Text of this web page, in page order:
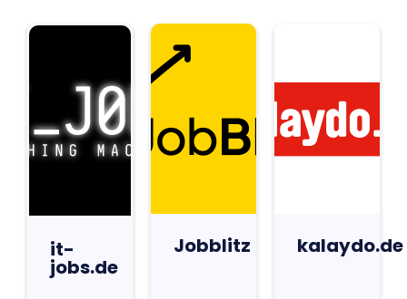
it-
jobs.de
Jobblitz kalaydo.de